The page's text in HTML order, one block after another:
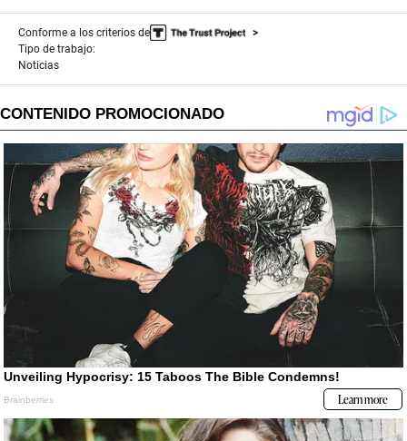
Conforme a los criterios de
Tipo de trabajo:
Noticias